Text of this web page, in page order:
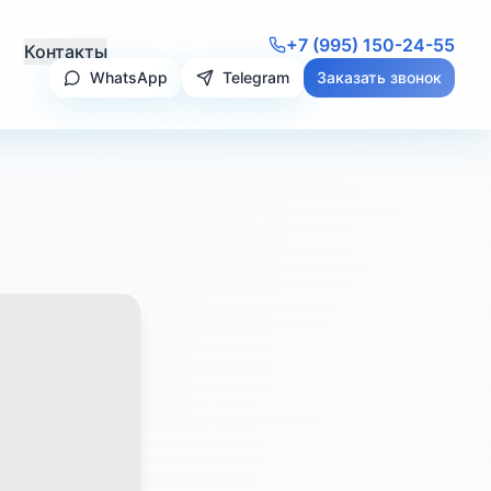
Контакты +7 (995) 150-24-55
WhatsApp Telegram Заказать звонок